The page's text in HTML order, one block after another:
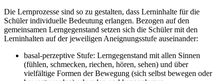
Die Lernprozesse sind so zu gestalten, dass Lerninhalte für die
Schüler individuelle Bedeutung erlangen. Bezogen auf den
gemeinsamen Lerngegenstand setzen sich die Schüler mit den
Lerninhalten auf der jeweiligen Aneignungsstufe auseinander:
basal-perzeptive Stufe: Lerngegenstand mit allen Sinnen
(fühlen, schmecken, riechen, hören, sehen) und über
vielfältige Formen der Bewegung (sich selbst bewegen oder